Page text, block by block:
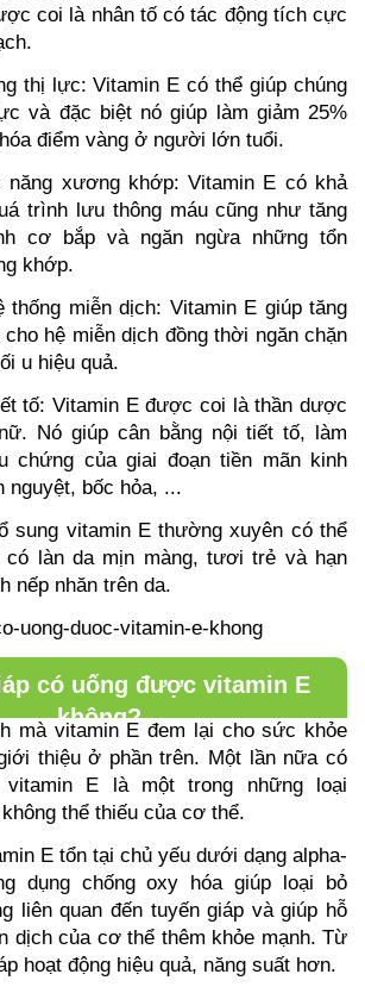
coi là nhân tố có tác động tích cực
thị lực: Vitamin E có thể giúp chúng
và đặc biệt nó giúp làm giảm 25%
điểm vàng ở người lớn tuổi.
xương khớp: Vitamin E có khả
trình lưu thông máu cũng như tăng
cơ bắp và ngăn ngừa những tổn
khớp.
thống miễn dịch: Vitamin E giúp tăng
hệ miễn dịch đồng thời ngăn chặn
u hiệu quả.
tố: Vitamin E được coi là thần dược
Nó giúp cân bằng nội tiết tố, làm
chứng của giai đoạn tiền mãn kinh
nguyệt, bốc hỏa, ...
sung vitamin E thường xuyên có thể
làn da mịn màng, tươi trẻ và hạn
nếp nhăn trên da.
có uống được vitamin E
không?
mà vitamin E đem lại cho sức khỏe
thiệu ở phần trên. Một lần nữa có
vitamin E là một trong những loại
thể thiếu của cơ thể.
E tổn tại chủ yếu dưới dạng alpha-
dụng chống oxy hóa giúp loại bỏ
liên quan đến tuyến giáp và giúp hỗ
dịch của cơ thể thêm khỏe mạnh. Từ
hoạt động hiệu quả, năng suất hơn.